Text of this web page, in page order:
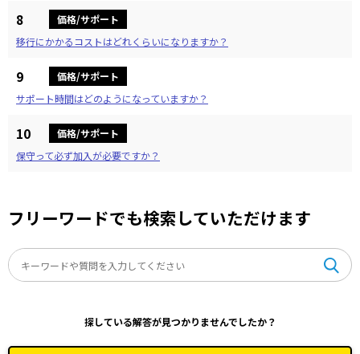
8
価格/サポート
移行にかかるコストはどれくらいになりますか？
9
価格/サポート
サポート時間はどのようになっていますか？
10
価格/サポート
保守って必ず加入が必要ですか？
フリーワードでも検索していただけます
探している解答が見つかりませんでしたか？